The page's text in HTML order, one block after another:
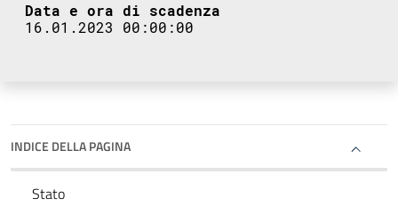
Data e ora di scadenza
16.01.2023 00:00:00
INDICE DELLA PAGINA
Stato